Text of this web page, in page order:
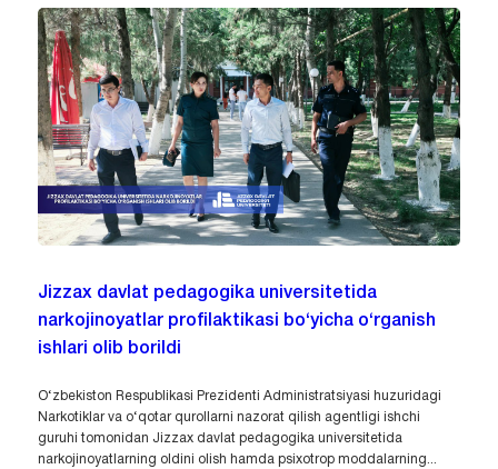
Jizzax davlat pedagogika universitetida
narkojinoyatlar profilaktikasi bo‘yicha o‘rganish
ishlari olib borildi
O‘zbekiston Respublikasi Prezidenti Administratsiyasi huzuridagi
Narkotiklar va o‘qotar qurollarni nazorat qilish agentligi ishchi
guruhi tomonidan Jizzax davlat pedagogika universitetida
narkojinoyatlarning oldini olish hamda psixotrop moddalarning...